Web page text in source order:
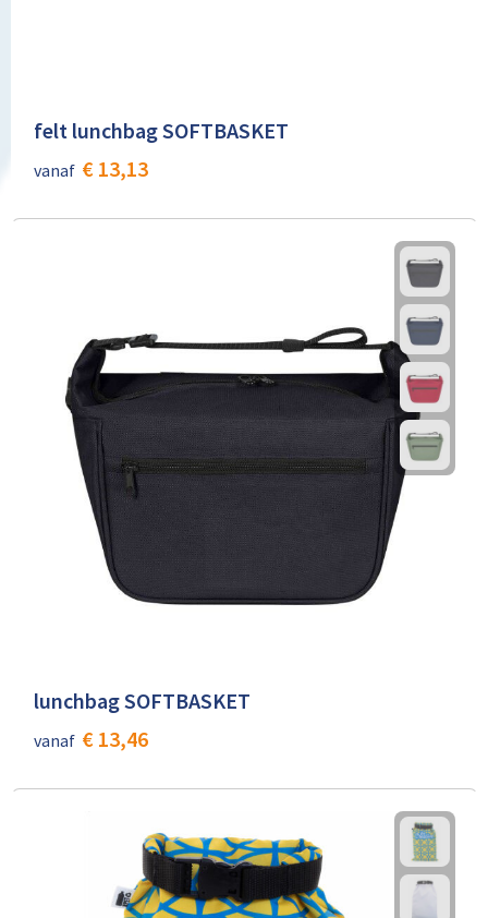
felt lunchbag SOFTBASKET
vanaf € 13,13
lunchbag SOFTBASKET
vanaf € 13,46